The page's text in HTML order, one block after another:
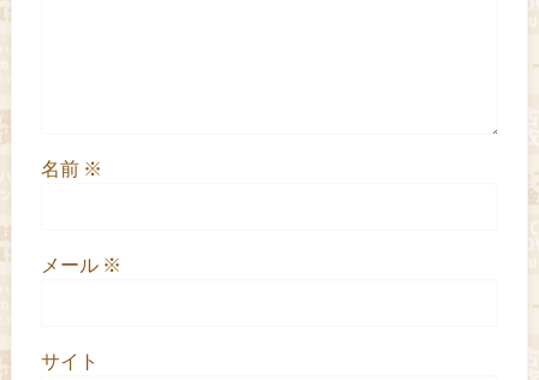
名前 ※
メール ※
サイト